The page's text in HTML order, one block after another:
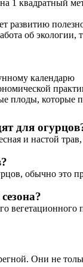
1 квадратный
развитию
об
календарю
плоды, которые
для
и настой
обычно это
Они не